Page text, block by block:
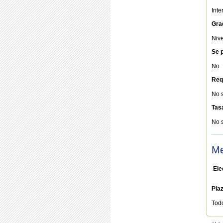
Se
No
No
No